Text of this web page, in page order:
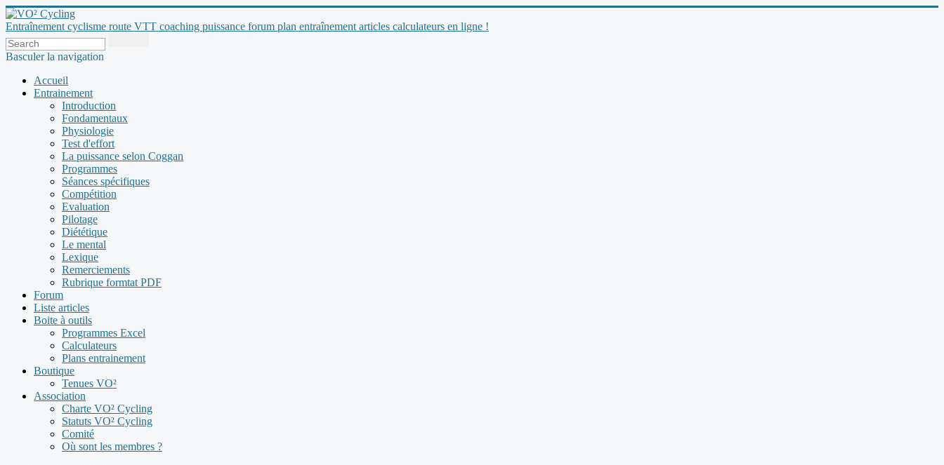
Entraînement cyclisme route VTT coaching puissance forum plan entraînement articles calculateurs en ligne !
Basculer la navigation
Accueil
Entrainement
Introduction
Fondamentaux
Physiologie
Test d'effort
La puissance selon Coggan
Programmes
Séances spécifiques
Compétition
Evaluation
Pilotage
Diététique
Le mental
Lexique
Remerciements
Rubrique formtat PDF
Forum
Liste articles
Boite à outils
Programmes Excel
Calculateurs
Plans entrainement
Boutique
Tenues VO²
Association
Charte VO² Cycling
Statuts VO² Cycling
Comité
Où sont les membres ?